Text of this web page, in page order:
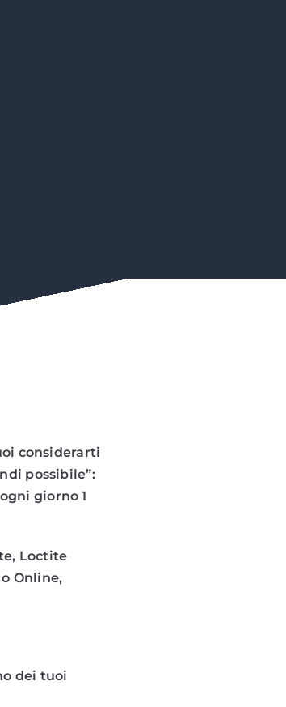
considerarti
possibile”:
giorno 1
Loctite
Online,
dei tuoi